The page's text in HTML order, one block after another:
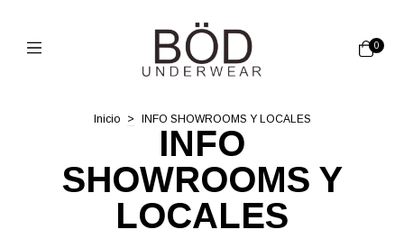
0
Inicio > INFO SHOWROOMS Y LOCALES
INFO
SHOWROOMS Y
LOCALES